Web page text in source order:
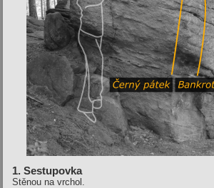
1. Sestupovka
Stěnou na vrchol.